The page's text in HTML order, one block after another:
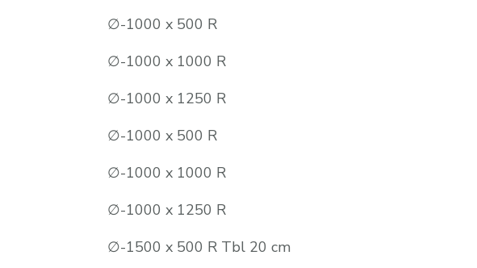
∅-1000 x 500 R
∅-1000 x 1000 R
∅-1000 x 1250 R
∅-1000 x 500 R
∅-1000 x 1000 R
∅-1000 x 1250 R
∅-1500 x 500 R Tbl 20 cm